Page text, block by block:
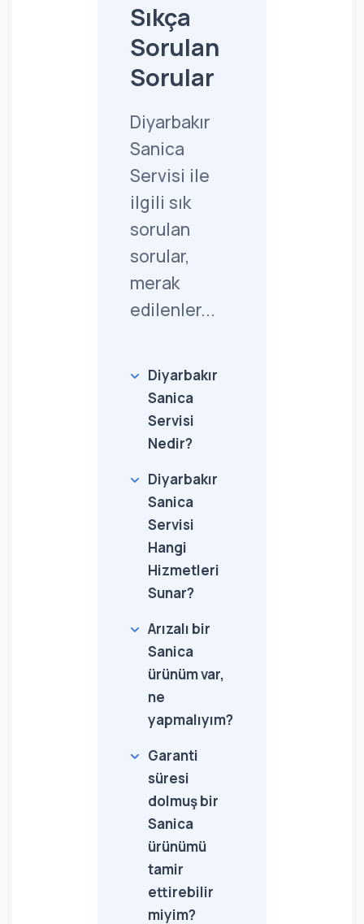
Sıkça
Sorulan
Sorular
Diyarbakır
Sanica
Servisi ile
ilgili sık
sorulan
sorular,
merak
edilenler...
Diyarbakır
Sanica
Servisi
Nedir?
Diyarbakır
Sanica
Servisi
Hangi
Hizmetleri
Sunar?
Arızalı bir
Sanica
ürünüm var,
ne
yapmalıyım?
Garanti
süresi
dolmuş bir
Sanica
ürünümü
tamir
ettirebilir
miyim?